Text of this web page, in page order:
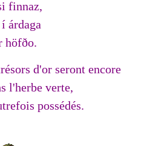
finnaz,
árdaga
höfðo.
d'or seront encore
l'herbe verte,
possédés.